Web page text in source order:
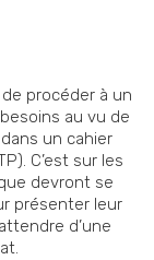
procéder à un
au vu de
un cahier
C’est sur les
devront se
présenter leur
d’une